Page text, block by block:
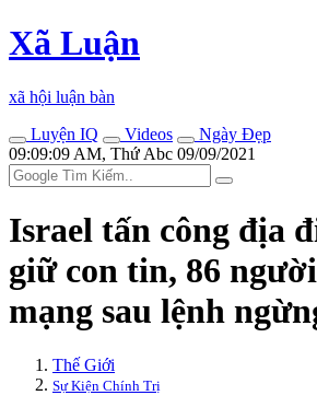
Xã Luận
xã hội luận bàn
Luyện IQ
Videos
Ngày Đẹp
09:09:09 AM, Thứ Abc 09/09/2021
Israel tấn công địa
giữ con tin, 86
mạng sau lệnh
Thế Giới
Sự Kiện Chính Trị